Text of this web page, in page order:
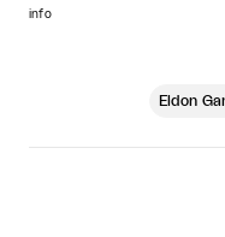
info
Eldon